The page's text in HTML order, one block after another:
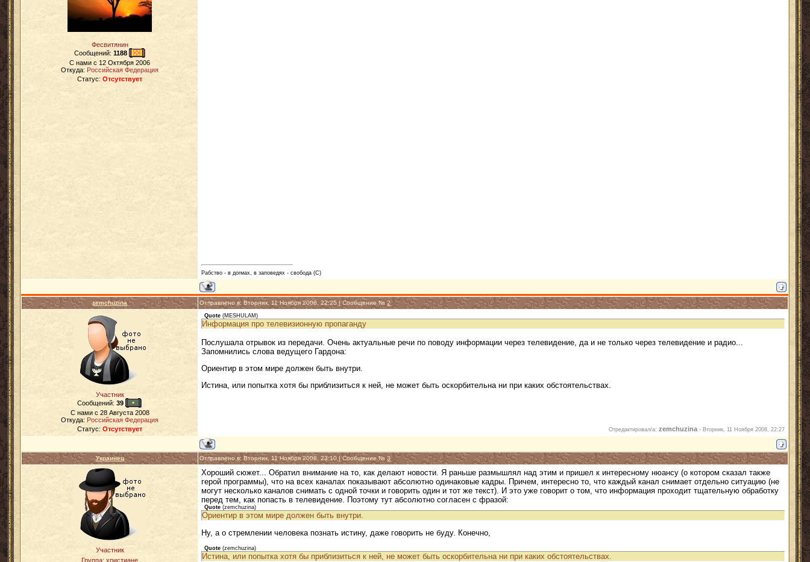
Фесвитянин
Сообщений: 1188
C нами с 12 Октября 2006
Откуда: Российская Федерация
Статус:Отсутствует
Рабство - в догмах, в заповедях - свобода (С)
zemchuzina Отправлено в: Вторник, 11 Ноября 2008, 22:25 | Сообщение №2
Участник
Сообщений:39
C нами с 28 Августа 2008
Откуда: Российская Федерация
Статус:Отсутствует
Quote (MESHULAM)
Информация про телевизионную пропаганду
Послушала отрывок из передачи. Очень актуальные речи по поводу информации через телевидение, да и не только через телевидение и радио...
Запомнились слова ведущего Гардона:
Ориентир в этом мире должен быть внутри.
Истина, или попытка хотя бы приблизиться к ней, не может быть оскорбительна ни при каких обстоятельствах.
Отредактировал/а:zemchuzina - Вторник, 11 Ноября 2008, 22:27
Украинец Отправлено в: Вторник, 11 Ноября 2008, 23:10 | Сообщение №3
Участник
Группа: христиане
Хороший сюжет... Обратил внимание на то, как делают новости. Я раньше размышлял над этим и пришел к интересному нюансу (о котором сказал также
герой программы), что на всех каналах показывают абсолютно одинаковые кадры. Причем, интересно то, что каждый канал снимает отдельно ситуацию (не
могут несколько каналов снимать с одной точки и говорить один и тот же текст). И это уже говорит о том, что информация проходит тщательную обработку
перед тем, как попасть в телевидение. Поэтому тут абсолютно согласен с фразой:
Quote (zemchuzina)
Ориентир в этом мире должен быть внутри.
Ну, а о стремлении человека познать истину, даже говорить не буду. Конечно,
Quote (zemchuzina)
Истина, или попытка хотя бы приблизиться к ней, не может быть оскорбительна ни при каких обстоятельствах.